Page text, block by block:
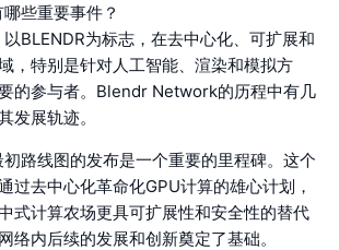
些重要事件？
BLENDR为标志，在去中心化、可扩展和
，特别是针对人工智能、渲染和模拟方
的参与者。Blendr Network的历程中有几
发展轨迹。
路线图的发布是一个重要的里程碑。这个
过去中心化革命化GPU计算的雄心计划，
式计算农场更具可扩展性和安全性的替代
络内后续的发展和创新奠定了基础。